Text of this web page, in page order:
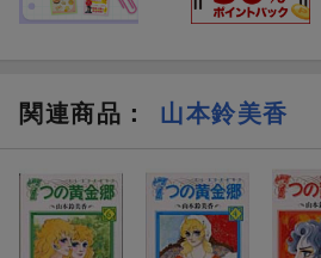
関連商品 ： 山本鈴美香